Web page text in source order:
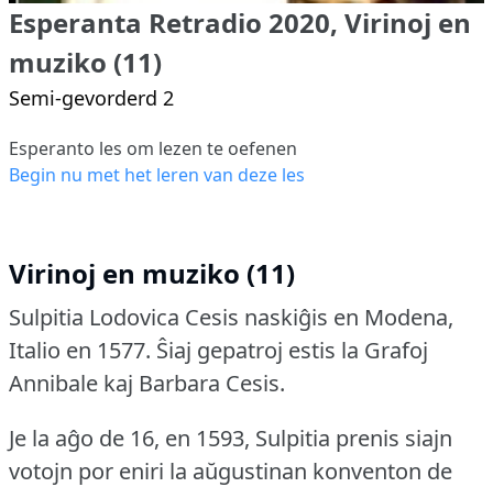
Esperanta Retradio 2020, Virinoj en
muziko (11)
Semi-gevorderd 2
Esperanto les om lezen te oefenen
Begin nu met het leren van deze les
Virinoj en muziko (11)
Sulpitia Lodovica Cesis naskiĝis en Modena,
Italio en 1577. Ŝiaj gepatroj estis la Grafoj
Annibale kaj Barbara Cesis.
Je la aĝo de 16, en 1593, Sulpitia prenis siajn
votojn por eniri la aŭgustinan konventon de